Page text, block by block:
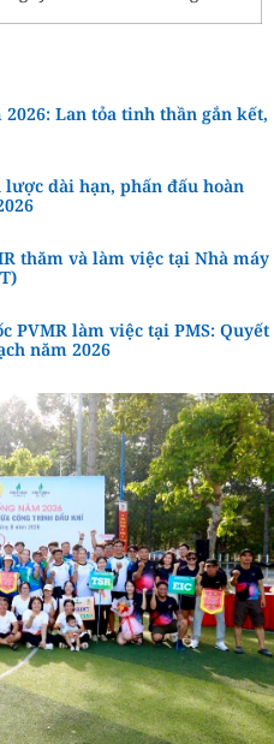
Lan tỏa tinh thần gắn kết,
dài hạn, phấn đấu hoàn
thăm và làm việc tại Nhà máy
PVMR làm việc tại PMS: Quyết
năm 2026